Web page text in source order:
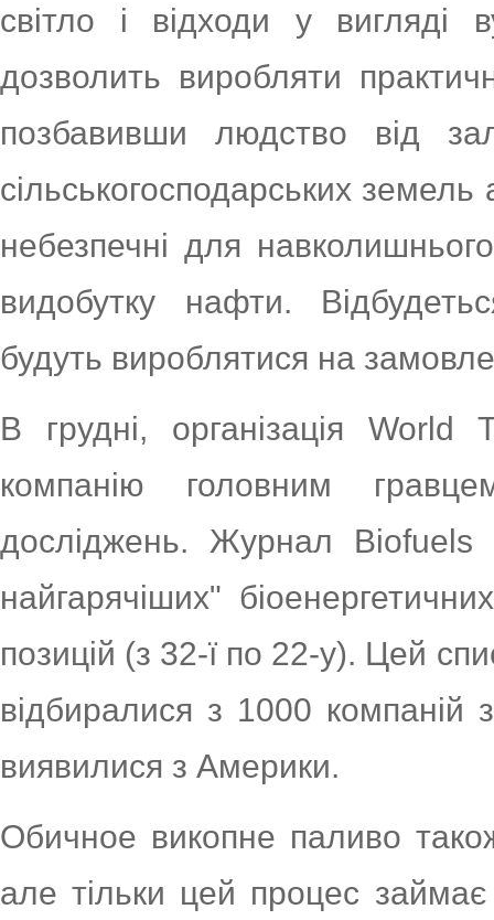
світло і відходи у вигляді
дозволить виробляти
позбавивши людство від
сільськогосподарських
небезпечні для
видобутку нафти.
будуть вироблятися на
В грудні, організація
компанію головним
досліджень. Журнал Biofuels
найгарячіших"
позицій (з 32-ї по 22-у). Цей
відбиралися з 1000 компаній
виявилися з Америки.
Обичное викопне паливо
але тільки цей процес займає